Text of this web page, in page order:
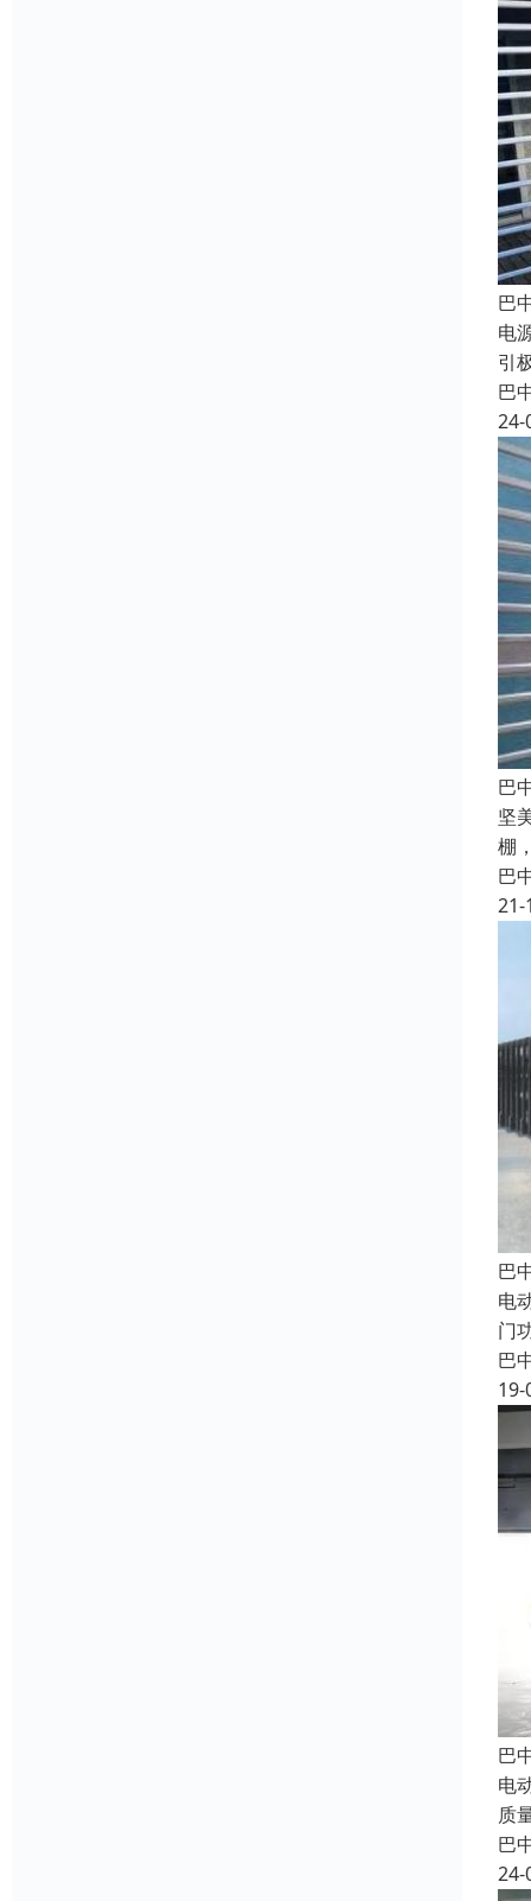
巴
电
引
巴
24-
巴
坚
棚
巴
21-
巴
电
门
巴
19-
巴
电
质
巴
24-